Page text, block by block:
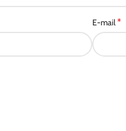
E-mail*